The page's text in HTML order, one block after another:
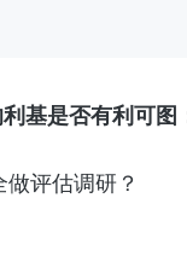
基是否有利可图
评估调研？